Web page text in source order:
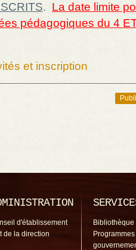
. La date limite
pédagogiques du 4
et inscription
d'établissement
de la direction
Bibliothèque
Programmes